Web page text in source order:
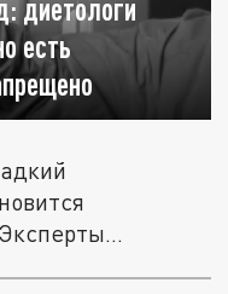
диетологи
есть